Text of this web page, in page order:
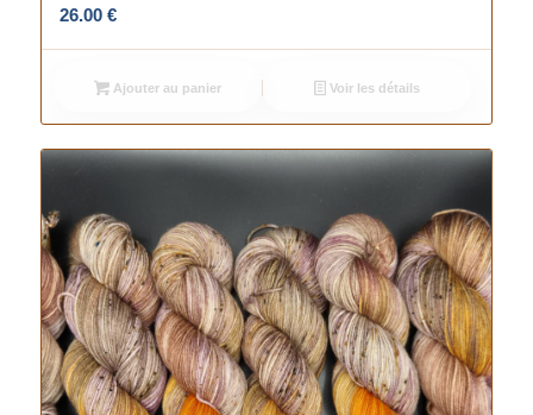
26.00 €
Ajouter au panier Voir les détails